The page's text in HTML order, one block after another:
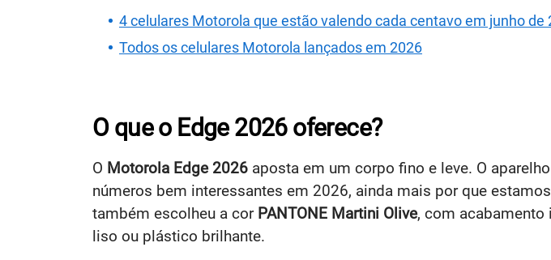
4 celulares Motorola que estão valendo cada centavo em junho de
Todos os celulares Motorola lançados em 2026
O que o Edge 2026 oferece?
O Motorola Edge 2026 aposta em um corpo fino e leve. O
números bem interessantes em 2026, ainda mais por que
também escolheu a cor PANTONE Martini Olive, com
liso ou plástico brilhante.